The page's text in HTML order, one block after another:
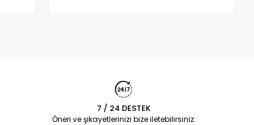
7 / 24 DESTEK
Öneri ve şikayetlerinizi bize iletebilirsiniz.